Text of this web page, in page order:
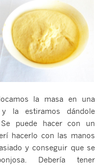
la masa en una
y la estiramos dándole
puede hacer con un
hacerlo con las manos
y conseguir que se
Debería tener